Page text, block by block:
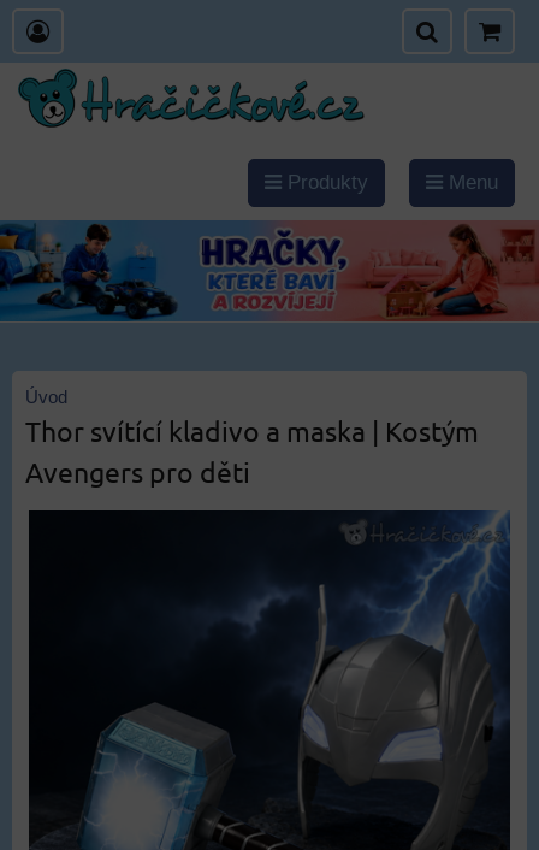
Produkty Menu
Úvod
Thor svítící kladivo a maska | Kostým
Avengers pro děti